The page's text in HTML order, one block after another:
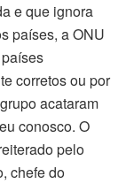
e que ignora
países, a ONU
corretos ou por
acataram
conosco. O
pelo
chefe do